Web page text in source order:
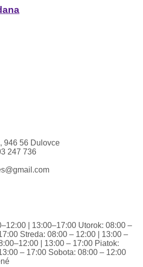
946 56 Dulovce
247 736
| 13:00–17:00 Utorok: 08:00 –
Streda: 08:00 – 12:00 | 13:00 –
| 13:00 – 17:00 Piatok:
– 17:00 Sobota: 08:00 – 12:00